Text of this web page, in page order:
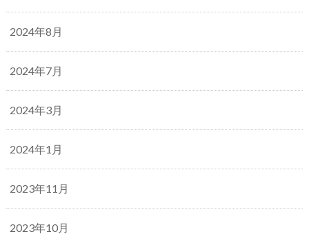
2024年8月
2024年7月
2024年3月
2024年1月
2023年11月
2023年10月